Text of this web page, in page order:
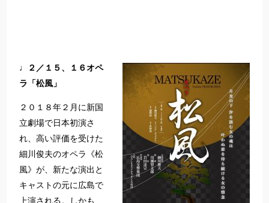
♩２／１５、１６オペ
ラ「松風」
２０１８年２月に新国
立劇場で日本初演さ
れ、高い評価を受けた
細川俊夫のオペラ《松
風》が、新たな演出と
キャストの元に広島で
上演される。しかも、